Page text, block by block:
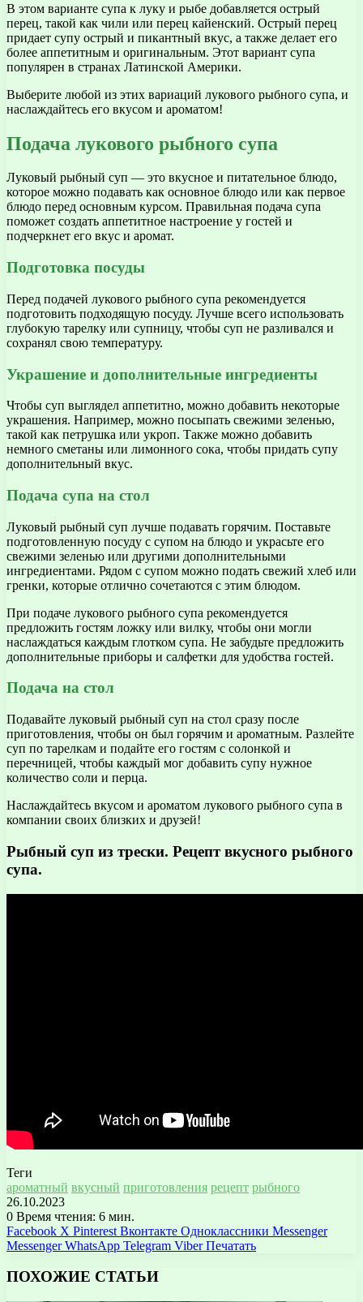
В этом варианте супа к луку и рыбе добавляется острый
перец, такой как чили или перец кайенский. Острый перец
придает супу острый и пикантный вкус, а также делает его
более аппетитным и оригинальным. Этот вариант супа
популярен в странах Латинской Америки.
Выберите любой из этих вариаций лукового рыбного супа, и
наслаждайтесь его вкусом и ароматом!
Подача лукового рыбного супа
Луковый рыбный суп — это вкусное и питательное блюдо,
которое можно подавать как основное блюдо или как первое
блюдо перед основным курсом. Правильная подача супа
поможет создать аппетитное настроение у гостей и
подчеркнет его вкус и аромат.
Подготовка посуды
Перед подачей лукового рыбного супа рекомендуется
подготовить подходящую посуду. Лучше всего использовать
глубокую тарелку или супницу, чтобы суп не разливался и
сохранял свою температуру.
Украшение и дополнительные ингредиенты
Чтобы суп выглядел аппетитно, можно добавить некоторые
украшения. Например, можно посыпать свежими зеленью,
такой как петрушка или укроп. Также можно добавить
немного сметаны или лимонного сока, чтобы придать супу
дополнительный вкус.
Подача супа на стол
Луковый рыбный суп лучше подавать горячим. Поставьте
подготовленную посуду с супом на блюдо и украсьте его
свежими зеленью или другими дополнительными
ингредиентами. Рядом с супом можно подать свежий хлеб или
гренки, которые отлично сочетаются с этим блюдом.
При подаче лукового рыбного супа рекомендуется
предложить гостям ложку или вилку, чтобы они могли
наслаждаться каждым глотком супа. Не забудьте предложить
дополнительные приборы и салфетки для удобства гостей.
Подача на стол
Подавайте луковый рыбный суп на стол сразу после
приготовления, чтобы он был горячим и ароматным. Разлейте
суп по тарелкам и подайте его гостям с солонкой и
перечницей, чтобы каждый мог добавить супу нужное
количество соли и перца.
Наслаждайтесь вкусом и ароматом лукового рыбного супа в
компании своих близких и друзей!
Рыбный суп из трески. Рецепт вкусного рыбного
супа.
Теги
ароматный вкусный приготовления рецепт рыбного
26.10.2023
0 Время чтения: 6 мин.
Facebook X Pinterest Вконтакте Одноклассники Messenger
Messenger WhatsApp Telegram Viber Печатать
ПОХОЖИЕ СТАТЬИ